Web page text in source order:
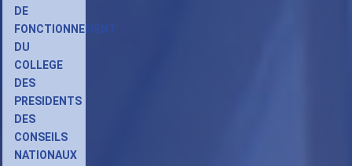
DE
FONCTIONNEMENT
DU
COLLEGE
DES
PRESIDENTS
DES
CONSEILS
NATIONAUX